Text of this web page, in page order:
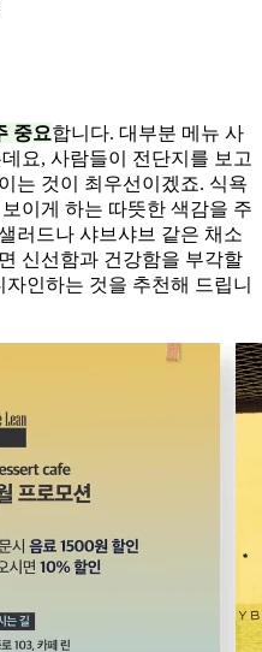
중요합니다. 대부분 메뉴 사
요, 사람들이 전단지를 보고
는 것이 최우선이겠죠. 식욕
이게 하는 따뜻한 색감을 주
러드나 샤브샤브 같은 채소
신선함과 건강함을 부각할
인하는 것을 추천해 드립니